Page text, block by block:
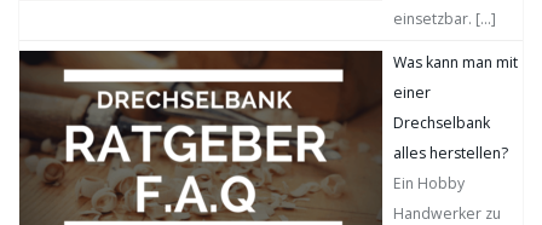
einsetzbar. […]
Was kann man mit
einer
Drechselbank
alles herstellen?
Ein Hobby
Handwerker zu